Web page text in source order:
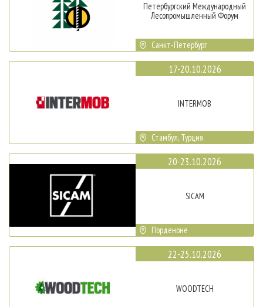
Петербургский Международный
Лесопромышленный Форум
Санкт-Петербург
17-20.10.2026
INTERMOB
Стамбул, Турция
20-23.10.2026
SICAM
Порденоне
22-25.10.2026
WOODTECH